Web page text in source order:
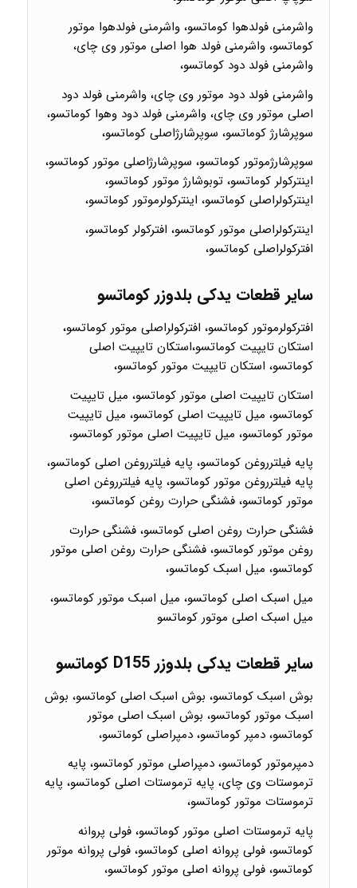
واشرمنی فولدهوا کوماتسو، واشرمنی فولدهوا موتور
کوماتسو، واشرمنی فولد هوا اصلی موتور وی چای،
واشرمنی فولد دود کوماتسو،
واشرمنی فولد دود موتور وی چای، واشرمنی فولد دود
اصلی موتور وی چای، واشرمنی فولد دود وهوا کوماتسو،
سوپرشارژ کوماتسو، سوپرشارژاصلی کوماتسو،
سوپرشارژموتور کوماتسو، سوپرشارژاصلی موتور کوماتسو،
اینترکولر کوماتسو، توبوشارژ موتور کوماتسو،
اینترکولراصلی کوماتسو، اینترکولرموتور کوماتسو،
اینترکولراصلی موتور کوماتسو، افترکولر کوماتسو،
افترکولراصلی کوماتسو،
سایر قطعات یدکی بلدوزر کوماتسو
افترکولرموتور کوماتسو، افترکولراصلی موتور کوماتسو،
استکان تایپیت کوماتسو،استکان تایپیت اصلی
کوماتسو، استکان تایپیت موتور کوماتسو،
استکان تایپیت اصلی موتور کوماتسو، میل تایپیت
کوماتسو، میل تایپیت اصلی کوماتسو، میل تایپیت
موتور کوماتسو، میل تایپیت اصلی موتور کوماتسو،
پایه فیلترروغن کوماتسو، پایه فیلترروغن اصلی کوماتسو،
پایه فیلترروغن موتور کوماتسو، پایه فیلترروغن اصلی
موتور کوماتسو، فشنگی حرارت روغن کوماتسو،
فشنگی حرارت روغن اصلی کوماتسو، فشنگی حرارت
روغن موتور کوماتسو، فشنگی حرارت روغن اصلی موتور
کوماتسو، میل اسبک کوماتسو،
میل اسبک اصلی کوماتسو، میل اسبک موتور کوماتسو،
میل اسبک اصلی موتور کوماتسو
سایر قطعات یدکی بلدوزر D155 کوماتسو
بوش اسبک کوماتسو، بوش اسبک اصلی کوماتسو، بوش
اسبک موتور کوماتسو، بوش اسبک اصلی موتور
کوماتسو، دمپر کوماتسو، دمپراصلی کوماتسو،
دمپرموتور کوماتسو، دمپراصلی موتور کوماتسو، پایه
ترموستات وی چای، پایه ترموستات اصلی کوماتسو، پایه
ترموستات موتور کوماتسو،
پایه ترموستات اصلی موتور کوماتسو، فولی پروانه
کوماتسو، فولی پروانه اصلی کوماتسو، فولی پروانه موتور
کوماتسو، فولی پروانه اصلی موتور کوماتسو،